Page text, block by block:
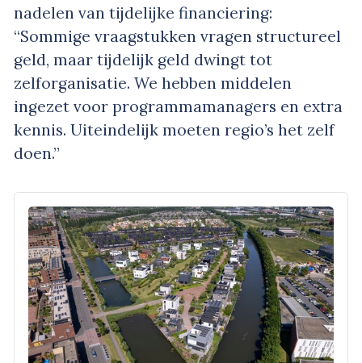
nadelen van tijdelijke financiering:
“Sommige vraagstukken vragen structureel
geld, maar tijdelijk geld dwingt tot
zelforganisatie. We hebben middelen
ingezet voor programmamanagers en extra
kennis. Uiteindelijk moeten regio’s het zelf
doen.”